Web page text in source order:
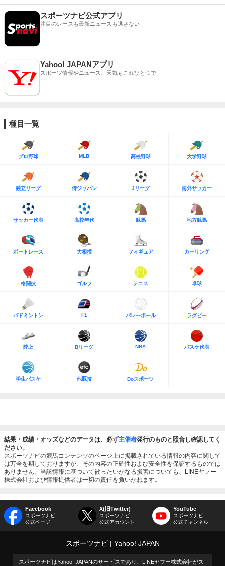
スポーツナビ公式アプリ
注目のレースも最新ニュースも逃さない
Yahoo! JAPANアプリ
スポーツ情報やニュース、天気もこれひとつで
種目一覧
プロ野球 MLB 高校野球 大学野球
独立リーグ 侍ジャパン Jリーグ 海外サッカー
サッカー代表 高校年代 競馬 地方競馬
ボートレース 大相撲 フィギュア カーリング
格闘技 ゴルフ テニス 卓球
バドミントン F1 バレーボール ラグビー
陸上 Bリーグ NBA バスケ代表
学生バスケ 他競技 Doスポーツ
結果・成績・オッズなどのデータは、必ず主催者発行のものと照合し確認してく
ださい。
スポーツナビの競馬コンテンツのページ上に掲載されている情報の内容に関して
は万全を期しておりますが、その内容の正確性および安全性を保証するものでは
ありません。当該情報に基づいて被ったいかなる損害についても、LINEヤフー
株式会社および情報提供者は一切の責任を負いかねます。
Facebook
スポーツナビ
公式ページ
X(旧Twitter)
スポーツナビ
公式アカウント
YouTube
スポーツナビ
公式チャンネル
スポーツナビ Yahoo! JAPAN
スポーツナビはYahoo! JAPANのサービスであり、LINEヤフー株式会社がス